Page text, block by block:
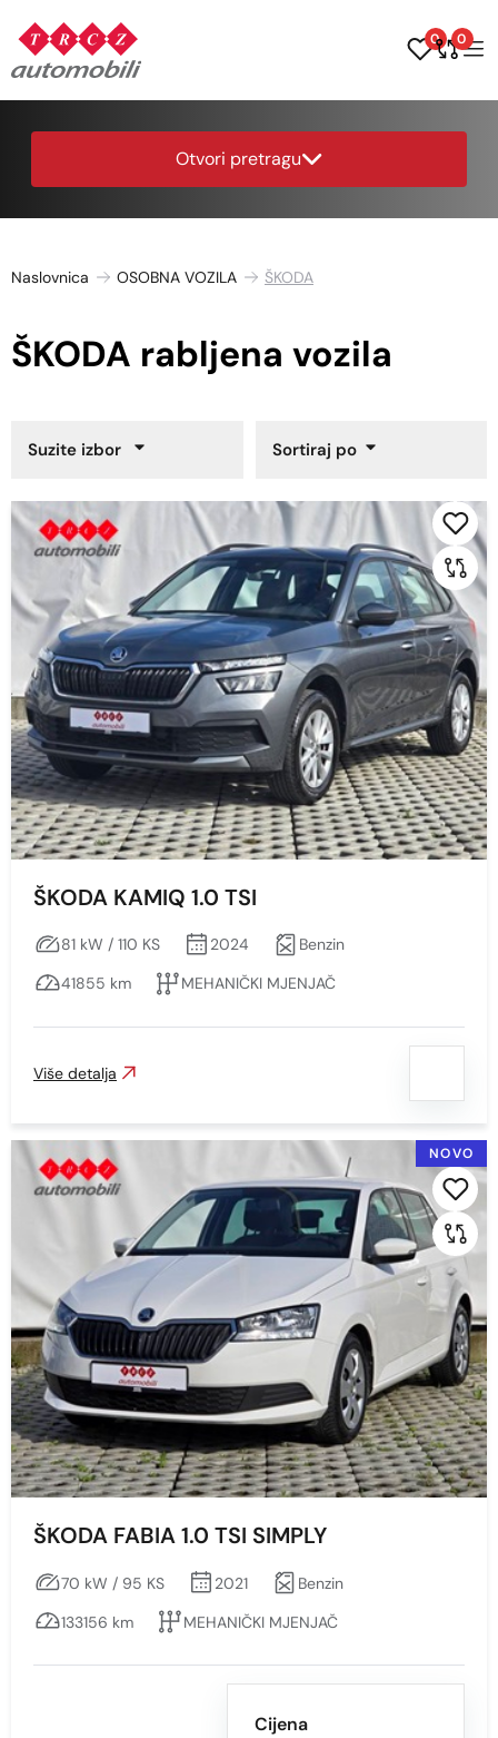
0 0
Otvori pretragu
Naslovnica OSOBNA VOZILA ŠKODA
ŠKODA rabljena vozila
Suzite izbor
2024
2023
2022
2021
2020
2018
2016
Cijena
Min Max
Kilometraža
Min Max
Prikaži Obriši
Sortiraj po
Prikaži po stranici:
ŠKODA KAMIQ 1.0 TSI
81 kW / 110 KS 2024
Benzin
41855 km
MEHANIČKI MJENJAČ
Više detalja
NOVO
ŠKODA FABIA 1.0 TSI SIMPLY
70 kW / 95 KS 2021
Benzin
133156 km
MEHANIČKI MJENJAČ
Cijena